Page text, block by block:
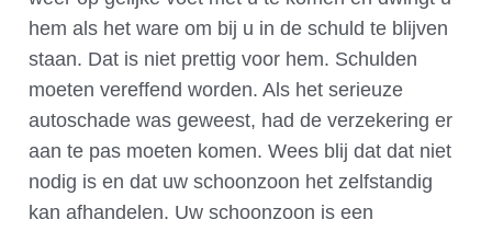
hem als het ware om bij u in de schuld te blijven
staan. Dat is niet prettig voor hem. Schulden
moeten vereffend worden. Als het serieuze
autoschade was geweest, had de verzekering er
aan te pas moeten komen. Wees blij dat dat niet
nodig is en dat uw schoonzoon het zelfstandig
kan afhandelen. Uw schoonzoon is een